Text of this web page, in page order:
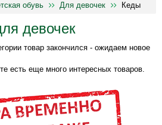
обувь Для девочек Кеды
девочек
товар закончился - ожидаем новое
есть еще много интересных товаров.